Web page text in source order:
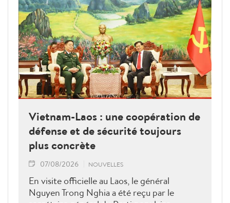
Vietnam-Laos : une coopération de
défense et de sécurité toujours
plus concrète
07/08/2026 NOUVELLES
En visite officielle au Laos, le général
Nguyen Trong Nghia a été reçu par le